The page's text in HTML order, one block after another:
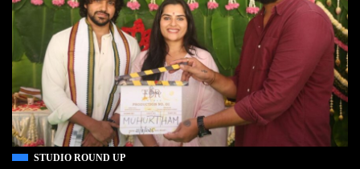
STUDIO ROUND UP